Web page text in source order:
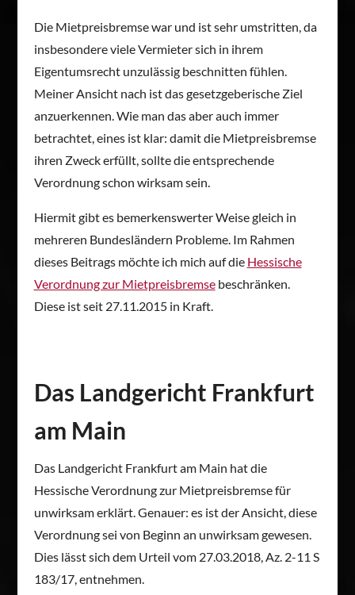
Die Mietpreisbremse war und ist sehr umstritten, da
insbesondere viele Vermieter sich in ihrem
Eigentumsrecht unzulässig beschnitten fühlen.
Meiner Ansicht nach ist das gesetzgeberische Ziel
anzuerkennen. Wie man das aber auch immer
betrachtet, eines ist klar: damit die Mietpreisbremse
ihren Zweck erfüllt, sollte die entsprechende
Verordnung schon wirksam sein.
Hiermit gibt es bemerkenswerter Weise gleich in
mehreren Bundesländern Probleme. Im Rahmen
dieses Beitrags möchte ich mich auf die Hessische
Verordnung zur Mietpreisbremsebeschränken.
Diese ist seit 27.11.2015 in Kraft.
Das Landgericht Frankfurt
am Main
Das Landgericht Frankfurt am Main hat die
Hessische Verordnung zur Mietpreisbremse für
unwirksam erklärt. Genauer: es ist der Ansicht, diese
Verordnung sei von Beginn an unwirksam gewesen.
Dies lässt sich dem Urteil vom 27.03.2018, Az. 2-11 S
183/17, entnehmen.